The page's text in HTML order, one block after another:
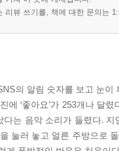
리뷰 쓰기를, 책에 대한 문의는
의 알림 숫자를 보고 눈이
에 ‘좋아요’가 253개나 달
다는 음악 소리가 들렸다.
눌러 놓고 얼른 주방으로